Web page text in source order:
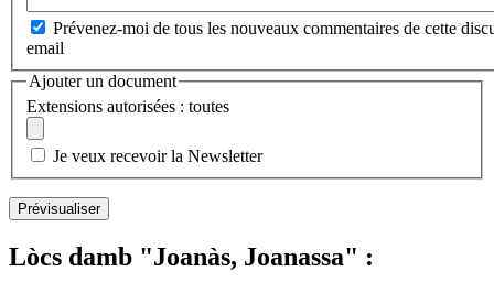
Prévenez-moi de tous les nouveaux commentaires de cette
email
Ajouter un document
Extensions autorisées : toutes
Je veux recevoir la Newsletter
Lòcs damb "Joanàs, Joanassa" :